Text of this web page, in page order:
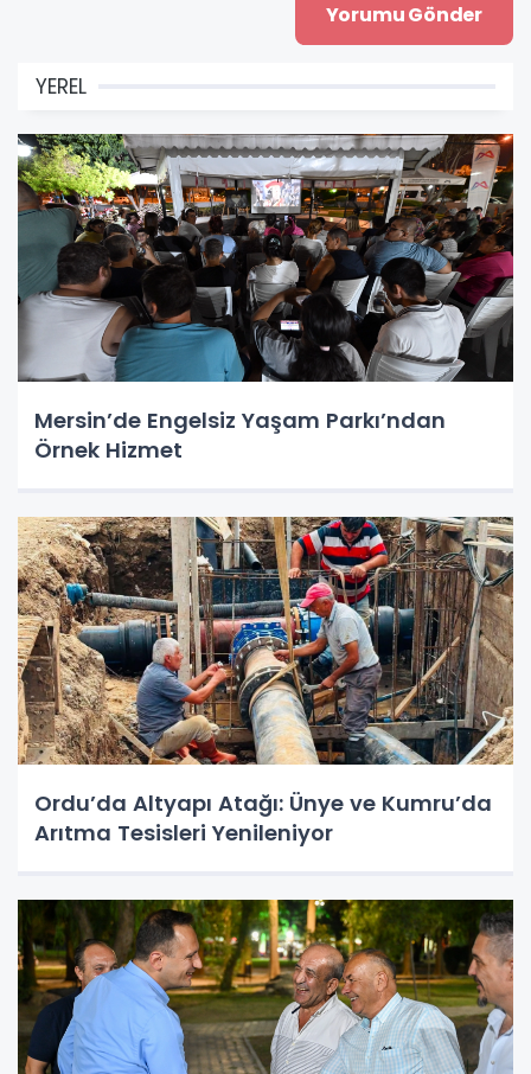
YEREL
Mersin’de Engelsiz Yaşam Parkı’ndan
Örnek Hizmet
Ordu’da Altyapı Atağı: Ünye ve Kumru’da
Arıtma Tesisleri Yenileniyor